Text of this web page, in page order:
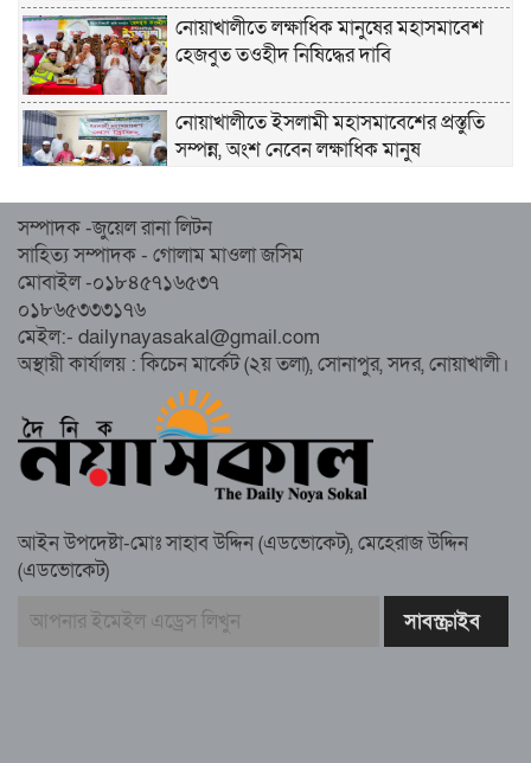
নোয়াখালীতে লক্ষাধিক মানুষের মহাসমাবেশ
হেজবুত তওহীদ নিষিদ্ধের দাবি
নোয়াখালীতে ইসলামী মহাসমাবেশের প্রস্তুতি
সম্পন্ন, অংশ নেবেন লক্ষাধিক মানুষ
নোয়াখালীতে ইসলামী ছাত্রশিবিরের ‘অদম্য
জুলাই’ মিছিল
চেয়ারম্যান গ্রেপ্তার
গাউসিয়া কমিটির সম্পাদক কামাল হোসাইনের
স্মরণ সভায় মিলাদ ও দোয়া
কামরুল কাননের ছবি বিকৃত করে অপপ্রচারের
বাংলাদেশ আজ দুই ভাগে বিভক্ত—একটি
সম্পাদক -জুয়েল রানা লিটন
সাহিত্য সম্পাদক - গোলাম মাওলা জসিম
মোবাইল -০১৮৪৫৭১৬৫৩৭
০১৮৬৫৩৩৩১৭৬
মেইল:- dailynayasakal@gmail.com
অস্থায়ী কার্যালয় : কিচেন মার্কেট (২য় তলা), সোনাপুর, সদর, নোয়াখালী।
আইন উপদেষ্টা-মোঃ সাহাব উদ্দিন (এডভোকেট), মেহেরাজ উদ্দিন
(এডভোকেট)